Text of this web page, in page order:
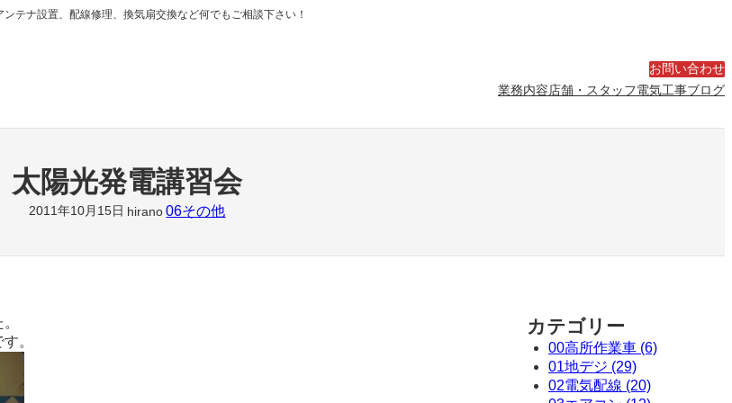
テナ設置、配線修理、換気扇交換など何でもご相談下さい！
お問い合わせ
業務内容店舗・スタッフ電気工事ブログ
太陽光発電講習会
2011年10月15日 hirano 06その他
。
カテゴリー
00高所作業車 (6)
01地デジ (29)
02電気配線 (20)